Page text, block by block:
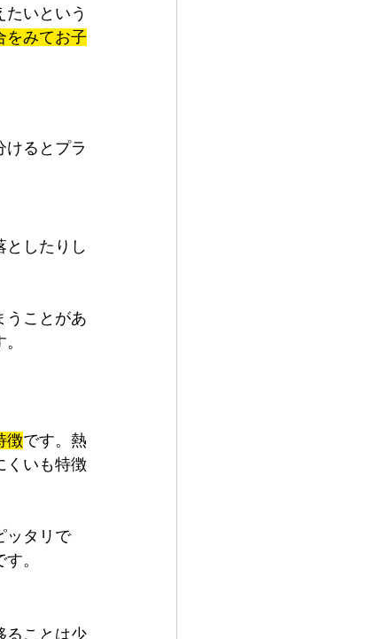
いという
をみてお子
けるとプラ
としたりし
うことがあ
徴です。熱
くいも特徴
ッタリで
。
ることは少